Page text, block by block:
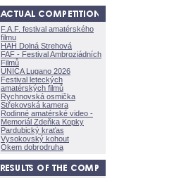
F.A.F. festival amatérského
filmu
HAH Dolná Strehov
FAF - Festival Ambroziádních
Filmů
UNICA Lugano 2026
Festival leteckých
amatérských filmů
Rychnovská osmička
Střekovská kamera
Rodinné amatérské video -
Memoriál Zdeňka Kopky
Pardubický kraťas
Vysokovský kohout
Okem dobrodruha